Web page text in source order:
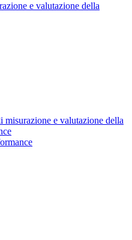
e valutazione della
misurazione e valutazione della